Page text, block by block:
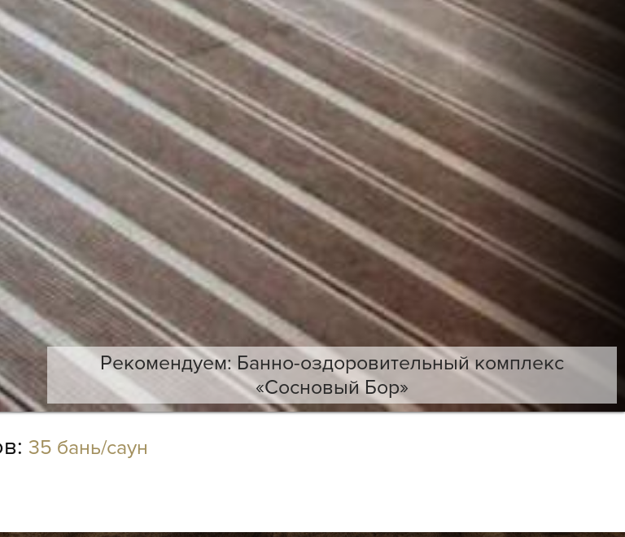
Рекомендуем: Банно-оздоровительный комплекс
«Сосновый Бор»
35 бань/саун